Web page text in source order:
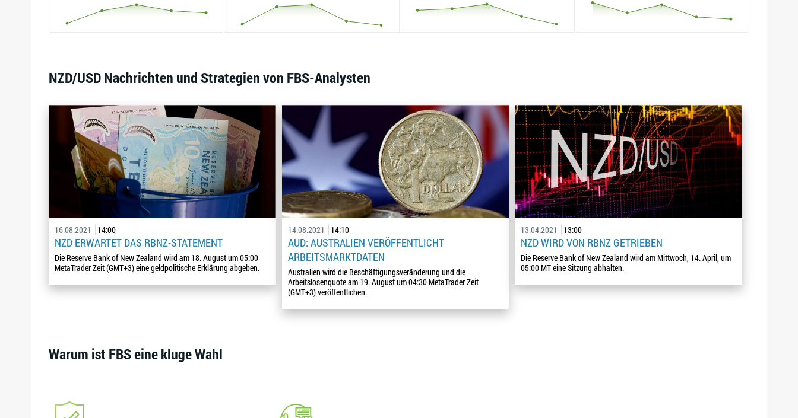
NZD/USD Nachrichten und Strategien von FBS-Analysten
16.08.2021 14:00
NZD ERWARTET DAS RBNZ-STATEMENT
Die Reserve Bank of New Zealand wird am 18. August um 05:00
MetaTrader Zeit (GMT+3) eine geldpolitische Erklärung abgeben.
14.08.2021 14:10
AUD: AUSTRALIEN VERÖFFENTLICHT
ARBEITSMARKTDATEN
Australien wird die Beschäftigungsveränderung und die
Arbeitslosenquote am 19. August um 04:30 MetaTrader Zeit
(GMT+3) veröffentlichen.
13.04.2021 13:00
NZD WIRD VON RBNZ GETRIEBEN
Die Reserve Bank of New Zealand wird am Mittwoch, 14. April, um
05:00 MT eine Sitzung abhalten.
Warum ist FBS eine kluge Wahl